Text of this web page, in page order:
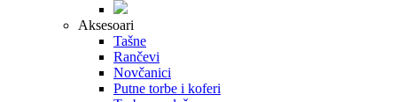
Aksesoari
Tašne
Rančevi
Novčanici
Putne torbe i koferi